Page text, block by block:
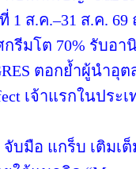
ส.ค.–31 ส.ค.
รีมโต 70% รับอา
ตอกย้ำผู้นำอุ
เจ้าแรกในปร
บมือ แกร็บ เติมเ